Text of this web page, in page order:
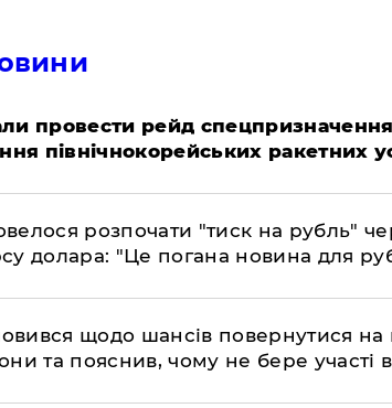
провести рейд
північнокорейських ракетних
розпочати "тиск на рубль"
долара: "Це погана новина для
щодо шансів повернутися на
та пояснив, чому не бере участі